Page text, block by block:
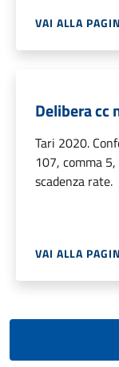
VAI ALLA
Delibera
Tari 2020.
107, comma
scadenza rate.
VAI ALLA